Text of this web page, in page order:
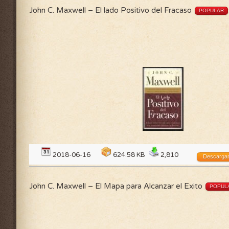
John C. Maxwell – El lado Positivo del Fracaso POPULAR
2018-06-16 624.58 KB 2,810 Descargar
John C. Maxwell – El Mapa para Alcanzar el Exito